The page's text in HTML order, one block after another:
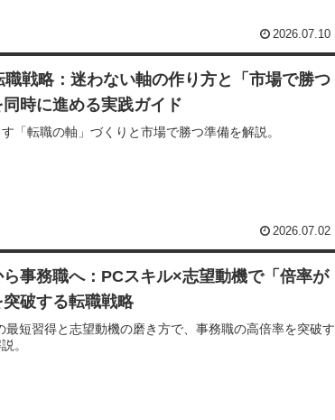
2026.07.10
職戦略：迷わない軸の作り方と「市場で勝つ
時に進める実践ガイド
「転職の軸」づくりと市場で勝つ準備を解説。
2026.07.02
ら事務職へ：PCスキル×志望動機で「倍率が
破する転職戦略
最短習得と志望動機の磨き方で、事務職の高倍率を突破す
。